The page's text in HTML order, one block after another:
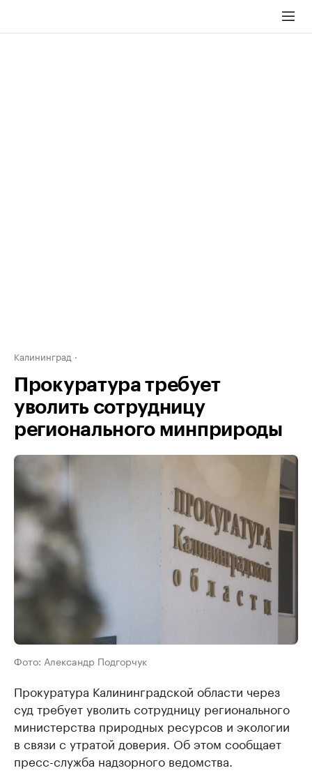
Калининград
Прокуратура требует
уволить сотрудницу
регионального минприроды
Фото: Александр Подгорчук
Прокуратура Калининградской области через
суд требует уволить сотрудницу регионального
министерства природных ресурсов и экологии
в связи с утратой доверия. Об этом сообщает
пресс-служба надзорного ведомства.